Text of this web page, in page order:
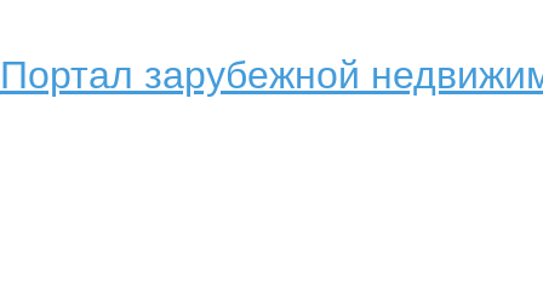
Портал зарубежной